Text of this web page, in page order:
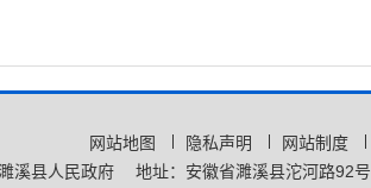
网站地图 隐私声明 网站制度
溪县人民政府
地址：安徽省濉溪县沱河路92号